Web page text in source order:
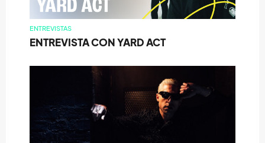
ENTREVISTAS
ENTREVISTA CON YARD ACT